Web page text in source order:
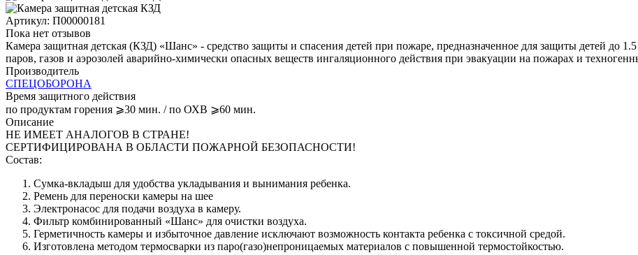
Артикул: П00000181
Пока нет отзывов
Камера защитная детская (КЗД) «Шанс» - средство защиты и спасения детей при пожаре, предназначенное для защиты детей до
паров, газов и аэрозолей аварийно-химически опасных веществ ингаляционного действия при эвакуации на пожарах и
Производитель
СПЕЦОБОРОНА
Время защитного действия
по продуктам горения ⩾30 мин. / по ОХВ ⩾60 мин.
Описание
НЕ ИМЕЕТ АНАЛОГОВ В СТРАНЕ!
СЕРТИФИЦИРОВАНА В ОБЛАСТИ ПОЖАРНОЙ БЕЗОПАСНОСТИ!
Состав:
Сумка-вкладыш для удобства укладывания и вынимания ребенка.
Ремень для переноски камеры на шее
Электронасос для подачи воздуха в камеру.
Фильтр комбинированный «Шанс» для очистки воздуха.
Герметичность камеры и избыточное давление исключают возможность контакта ребенка с токсичной средой.
Изготовлена методом термосварки из паро(газо)непроницаемых материалов с повышенной термостойкостью.